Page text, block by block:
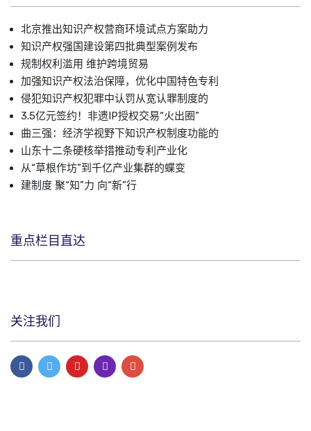
北京推出知识产权营商环境试点方案助力
知识产权强国建设第四批典型案例发布
规制权利滥用 维护跨境贸易
加强知识产权法治保障，优化中国特色专利
侵犯知识产权犯罪中认罚从宽认罪制度的
3.5亿元签约！非遗IP授权交易“火出圈”
曲三强：经济学视野下知识产权制度功能的
山东十二条硬核举措推动专利产业化
从“草根作坊”到千亿产业集群的蝶变
建制度 聚“知”力 向“新”行
重点栏目直达
关注我们